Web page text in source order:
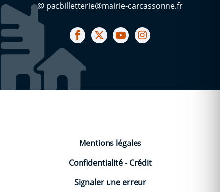
@ pacbilletterie@mairie-carcassonne.fr
Notre facebook
Notre X (ex Twitter)
Notre Chaine youtube
Mentions légales
Confidentialité-Crédit
Signaler une erreur